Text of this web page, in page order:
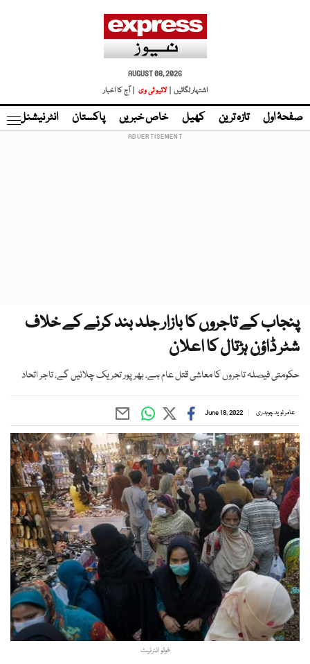
AUGUST 08, 2026
اشتہار لگائیں |
لائیو ٹی وی | آج کا اخبار
صفحۂ اول تازہ ترین کھیل خاص خبریں پاکستان انٹر نیشنل
پنجاب کے تاجروں کا بازار جلد بند کرنے کے خلاف
شٹر ڈاؤن ہڑتال کا اعلان
حکومتی فیصلہ تاجروں کا معاشی قتل عام ہے، بھرپور تحریک چلائیں گے، تاجر اتحاد
عامر نوید چوہدری June 18, 2022
فوٹو انٹرنیٹ